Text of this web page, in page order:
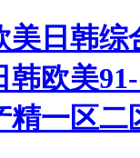
美日韩
欧美
一区